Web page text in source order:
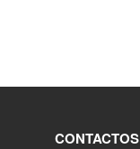
CONTACTOS